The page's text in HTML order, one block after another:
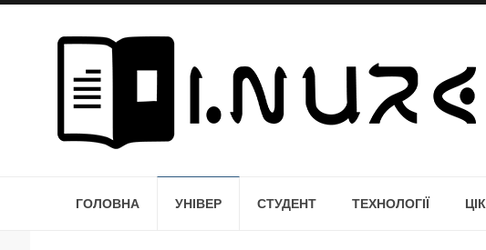
ГОЛОВНА УНІВЕР СТУДЕНТ ТЕХНОЛОГІЇ